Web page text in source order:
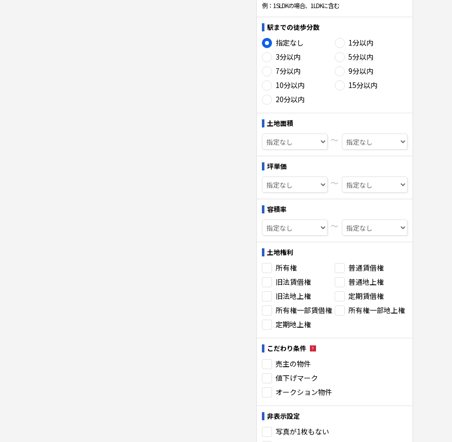
例：1SLDKの場合、1LDKに含む
駅までの徒歩分数
指定なし
1分以内
3分以内
5分以内
7分以内
9分以内
10分以内
15分以内
20分以内
土地面積
〜
坪単価
〜
容積率
〜
土地権利
所有権
普通賃借権
旧法賃借権
普通地上権
旧法地上権
定期賃借権
所有権一部賃借権
所有権一部地上権
定期地上権
こだわり条件
売主の物件
値下げマーク
オークション物件
非表示設定
写真が1枚もない